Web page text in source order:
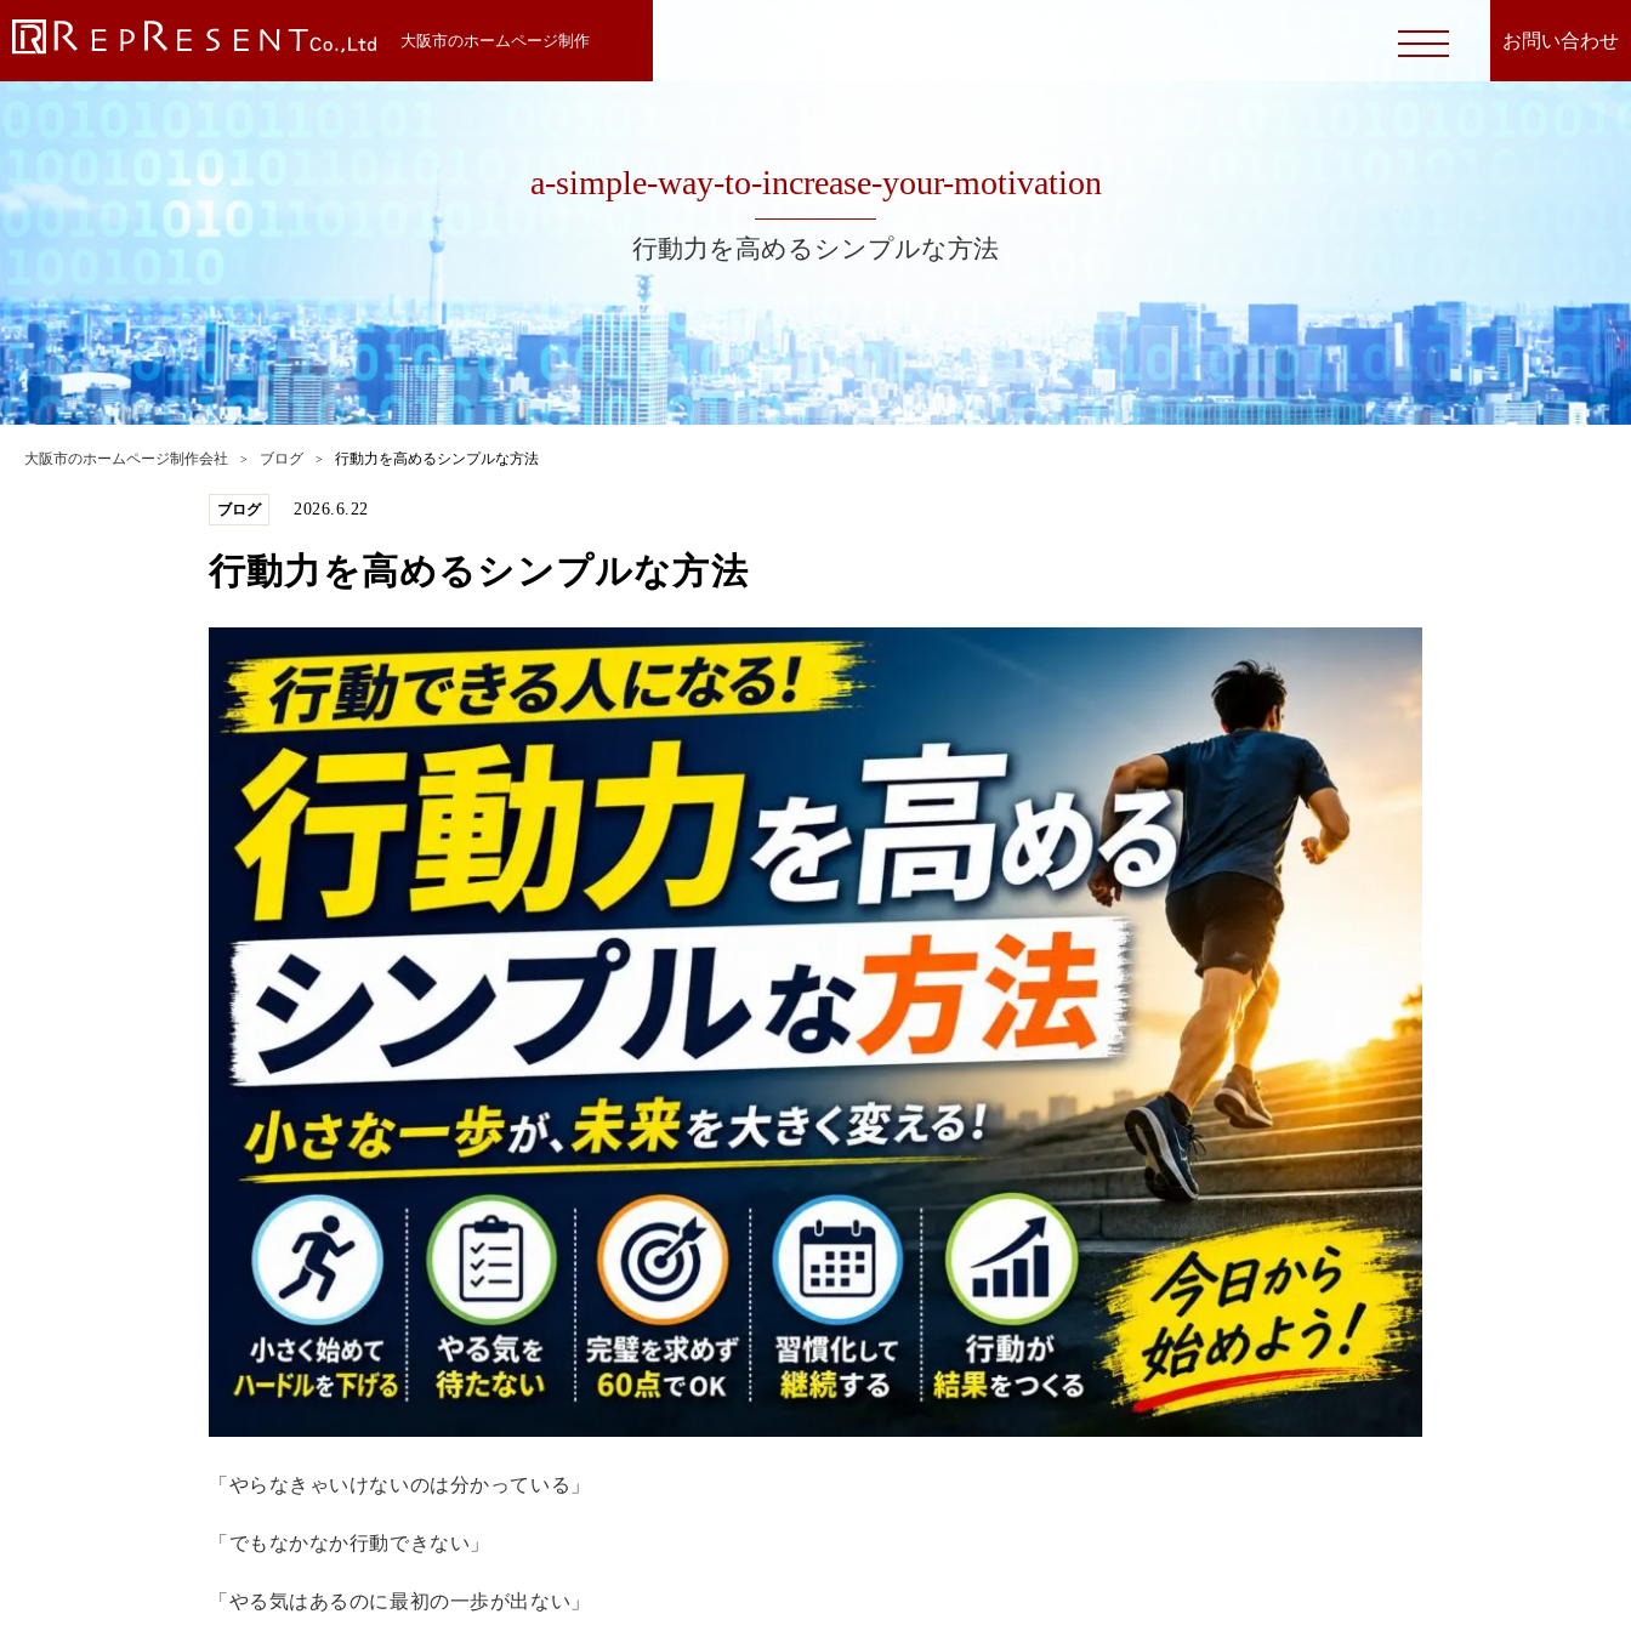
大阪市のホームページ制作 お問い合わせ
a-simple-way-to-increase-your-motivation
行動力を高めるシンプルな方法
大阪市のホームページ制作会社 ブログ 行動力を高めるシンプルな方法
ブログ 2026.6.22
行動力を高めるシンプルな方法
「やらなきゃいけないのは分かっている」
「でもなかなか行動できない」
「やる気はあるのに最初の一歩が出ない」